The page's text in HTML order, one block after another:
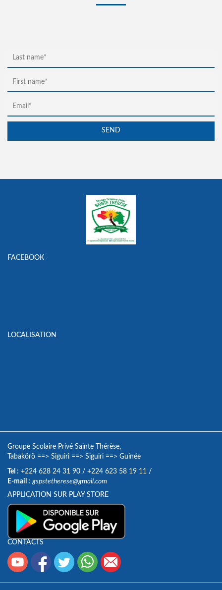
FACEBOOK
LOCALISATION
Groupe Scolaire Privé Sainte Thérèse,
Tabakörö ==> Siguiri ==> Siguiri ==> Guinée
Tel : +224 628 24 31 90 / +224 623 58 19 11 /
E-mail : gspstetherese@gmail.com
APPLICATION SUR PLAY STORE
CONTACTS